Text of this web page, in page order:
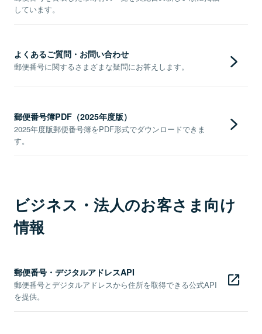
しています。
よくあるご質問・お問い合わせ
郵便番号に関するさまざまな疑問にお答えします。
郵便番号簿PDF（2025年度版）
2025年度版郵便番号簿をPDF形式でダウンロードできま
す。
ビジネス・法人のお客さま向け
情報
郵便番号・デジタルアドレスAPI
郵便番号とデジタルアドレスから住所を取得できる公式API
を提供。